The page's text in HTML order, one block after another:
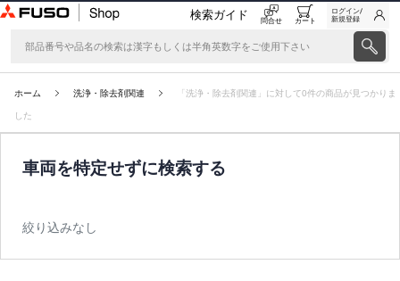
検索ガイド 問合せ カート
ログイン/
新規登録
ホーム 洗浄・除去剤関連 「洗浄・除去剤関連」に対して0件の商品が見つかりま
した
車両を特定せずに検索する
絞り込みなし